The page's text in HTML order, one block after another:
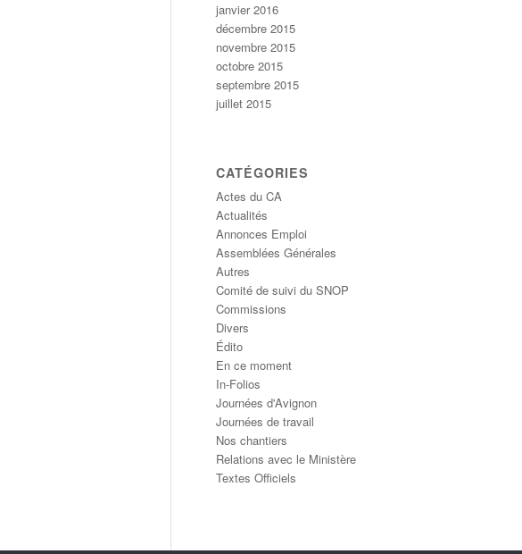
janvier 2016
décembre 2015
novembre 2015
octobre 2015
septembre 2015
juillet 2015
CATÉGORIES
Actes du CA
Actualités
Annonces Emploi
Assemblées Générales
Autres
Comité de suivi du SNOP
Commissions
Divers
Édito
En ce moment
In-Folios
Journées d'Avignon
Journées de travail
Nos chantiers
Relations avec le Ministère
Textes Officiels